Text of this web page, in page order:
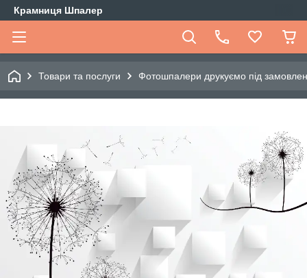
Крамниця Шпалер
Товари та послуги Фотошпалери друкуємо під